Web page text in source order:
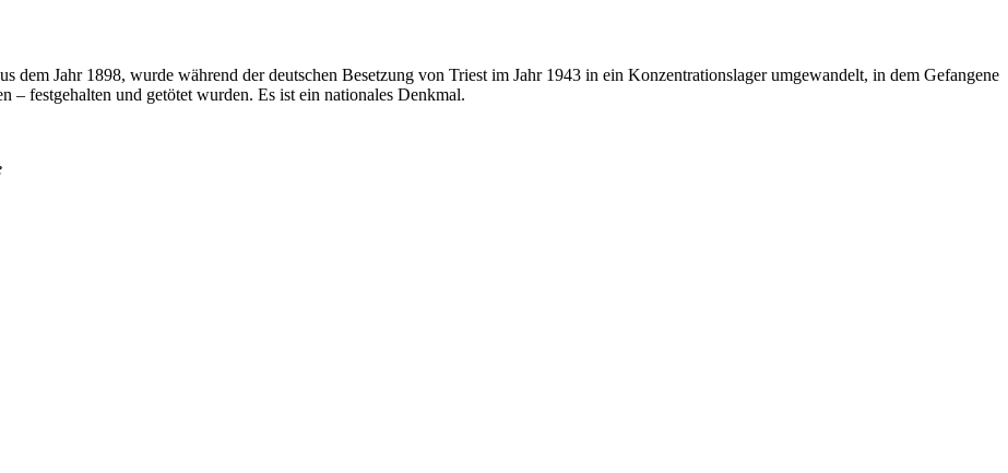
dem Jahr 1898, wurde während der deutschen Besetzung von Triest im Jahr 1943 in ein Konzentrationslager umgewandelt, in dem Gefangene
– festgehalten und getötet wurden. Es ist ein nationales Denkmal.